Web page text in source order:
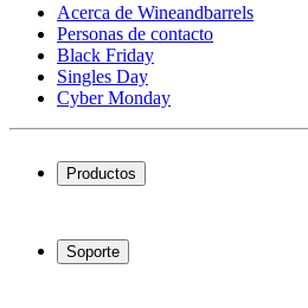
Acerca de Wineandbarrels
Personas de contacto
Black Friday
Singles Day
Cyber Monday
Productos
Botelleros
Muebles para vino
Soporte